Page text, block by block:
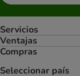
Servicios
Ventajas
Compras
Seleccionar país